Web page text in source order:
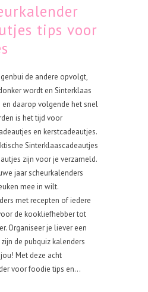
tips voor
de andere opvolgt,
wordt en Sinterklaas
en daarop volgende het snel
is het tijd voor
en kerstcadeautjes.
Sinterklaascadeautjes
zijn voor je verzameld.
jaar scheurkalenders
mee in wilt.
met recepten of iedere
de kookliefhebber tot
Organiseer je liever een
de pubquiz kalenders
Met deze acht
voor foodie tips en...